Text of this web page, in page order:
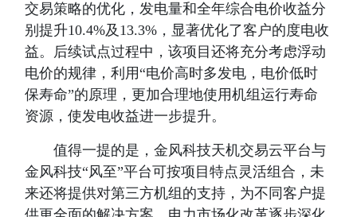
交易策略的优化，发电量和全年综合电价收益分
别提升10.4%及13.3%，显著优化了客户的度电收
益。后续试点过程中，该项目还将充分考虑浮动
电价的规律，利用“电价高时多发电，电价低时
保寿命”的原理，更加合理地使用机组运行寿命
资源，使发电收益进一步提升。
值得一提的是，金风科技天机交易云平台与
金风科技“风至”平台可按项目特点灵活组合，未
来还将提供对第三方机组的支持，为不同客户提